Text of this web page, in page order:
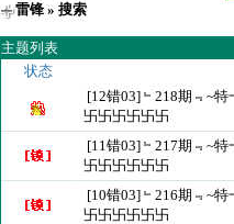
雷锋 » 搜索
主题列表
状态
[12错03]﹄218期﹃~
卐卐卐卐卐卐
[11错03]﹄217期﹃~
卐卐卐卐卐卐
[10错03]﹄216期﹃~
卐卐卐卐卐卐